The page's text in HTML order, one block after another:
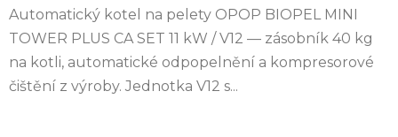
Automatický kotel na pelety OPOP BIOPEL MINI
TOWER PLUS CA SET 11 kW / V12 — zásobník 40 kg
na kotli, automatické odpopelnění a kompresorové
čištění z výroby. Jednotka V12 s...